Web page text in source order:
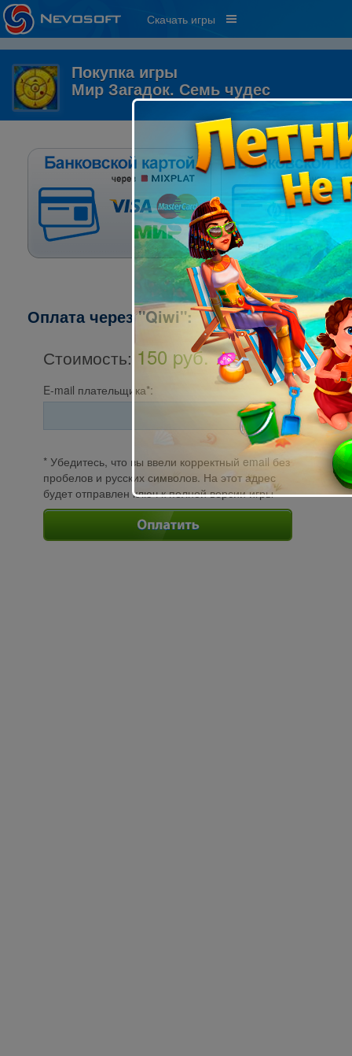
Скачать игры
Покупка игры
Мир Загадок. Семь чудес
Оплата через "Qiwi":
Стоимость: 150 pуб.
E-mail плательщика*:
* Убедитесь, что вы ввели корректный email без
пробелов и русских символов. На этот адрес
будет отправлен ключ к полной версии игры